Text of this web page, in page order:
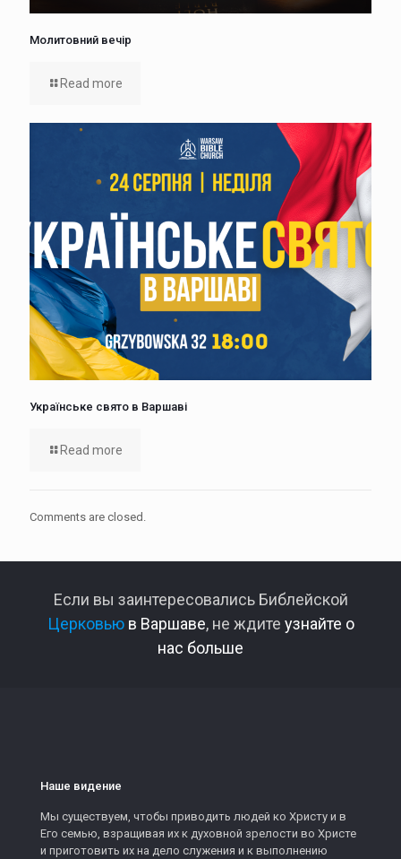
Молитовний вечір
Read more
Українське свято в Варшаві
Read more
Comments are closed.
Если вы заинтересовались Библейской
Церковью в Варшаве, не ждите узнайте о
нас больше
Наше видение
Мы существуем, чтобы приводить людей ко Христу и в
Его семью, взращивая их к духовной зрелости во Христе
и приготовить их на дело служения и к выполнению